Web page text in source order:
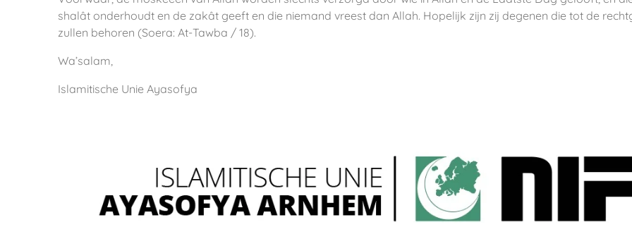
shalât onderhoudt en de zakât geeft en die niemand vreest dan Allah. Hopelijk zijn zij degenen die tot de
zullen behoren (Soera: At-Tawba / 18).
Wa’salam,
Islamitische Unie Ayasofya